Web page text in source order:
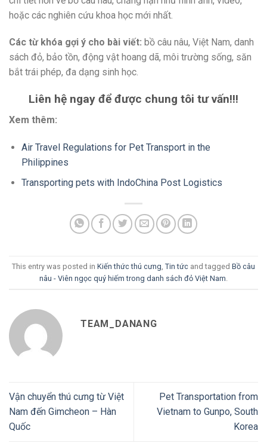
hoặc các nghiên cứu khoa học mới nhất.
Các từ khóa gợi ý cho bài viết: bồ câu nâu, Việt Nam, danh
sách đỏ, bảo tồn, động vật hoang dã, môi trường sống, săn
bắt trái phép, đa dạng sinh học.
Liên hệ ngay để được chung tôi tư vấn!!!
Xem thêm:
Air Travel Regulations for Pet Transport in the
Philippines
Transporting pets with IndoChina Post Logistics
This entry was posted in Kiến thức thú cưng Tin tức and tagged Bồ câu
nâu - Viên ngọc quý hiếm trong danh sách đỏ Việt Nam
TEAM_DANANG
Vận chuyển thú cưng từ Việt
Nam đến Gimcheon – Hàn
Quốc
Pet Transportation from
Vietnam to Gunpo, South
Korea